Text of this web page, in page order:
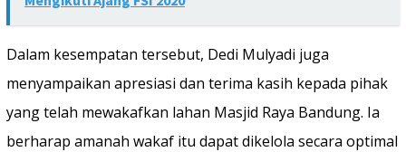
Dalam kesempatan tersebut, Dedi Mulyadi juga
menyampaikan apresiasi dan terima kasih kepada pihak
yang telah mewakafkan lahan Masjid Raya Bandung. Ia
berharap amanah wakaf itu dapat dikelola secara optimal